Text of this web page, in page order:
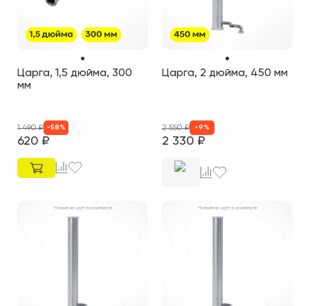
Царга, 1,5 дюйма, 300
мм
620 ₽
1 490₽ -58 %
Царга, 2 дюйма, 450 мм
2 330 ₽
2 550₽ -9 %